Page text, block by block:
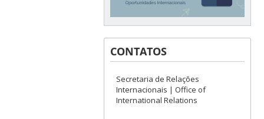
CONTATOS
Secretaria de Relações
Internacionais | Office of
International Relations